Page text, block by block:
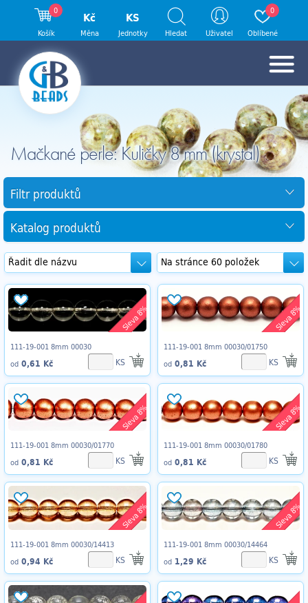
Mačkané perle: Kuličky 8 mm (krystal)
Filtr produktů
Katalog produktů
Sleva 8%
111-19-001 8mm 00030
od 0,61 Kč KS
Sleva 8%
111-19-001 8mm 00030/01750
od 0,81 Kč KS
Sleva 8%
111-19-001 8mm 00030/01770
od 0,81 Kč KS
Sleva 8%
111-19-001 8mm 00030/01780
od 0,81 Kč KS
Sleva 8%
111-19-001 8mm 00030/14413
od 0,94 Kč KS
Sleva 8%
111-19-001 8mm 00030/14464
od 1,29 Kč KS
0
Košík
Kč
Měna
KS
Jednotky Hledat Uživatel
0
Oblíbené